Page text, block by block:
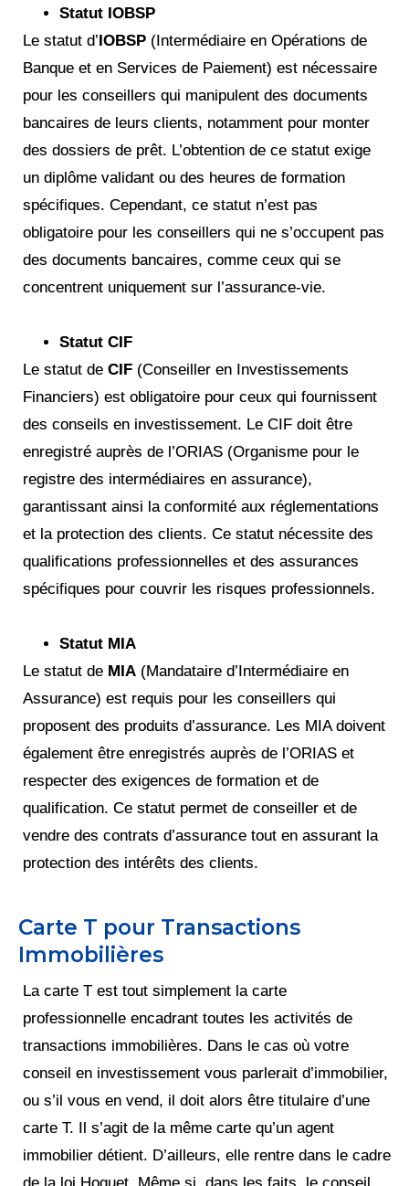
Statut IOBSP
Le statut d’ IOBSP (Intermédiaire en Opérations de
Banque et en Services de Paiement) est nécessaire
pour les conseillers qui manipulent des documents
bancaires de leurs clients, notamment pour monter
des dossiers de prêt. L’obtention de ce statut exige
un diplôme validant ou des heures de formation
spécifiques. Cependant, ce statut n’est pas
obligatoire pour les conseillers qui ne s’occupent pas
des documents bancaires, comme ceux qui se
concentrent uniquement sur l’assurance-vie.
Statut CIF
Le statut de CIF (Conseiller en Investissements
Financiers) est obligatoire pour ceux qui fournissent
des conseils en investissement. Le CIF doit être
enregistré auprès de l’ORIAS (Organisme pour le
registre des intermédiaires en assurance),
garantissant ainsi la conformité aux réglementations
et la protection des clients. Ce statut nécessite des
qualifications professionnelles et des assurances
spécifiques pour couvrir les risques professionnels.
Statut MIA
Le statut de MIA (Mandataire d’Intermédiaire en
Assurance) est requis pour les conseillers qui
proposent des produits d’assurance. Les MIA doivent
également être enregistrés auprès de l’ORIAS et
respecter des exigences de formation et de
qualification. Ce statut permet de conseiller et de
vendre des contrats d’assurance tout en assurant la
protection des intérêts des clients.
Carte T pour Transactions
Immobilières
La carte T est tout simplement la carte
professionnelle encadrant toutes les activités de
transactions immobilières. Dans le cas où votre
conseil en investissement vous parlerait d’immobilier,
ou s’il vous en vend, il doit alors être titulaire d’une
carte T. Il s’agit de la même carte qu’un agent
immobilier détient. D’ailleurs, elle rentre dans le cadre